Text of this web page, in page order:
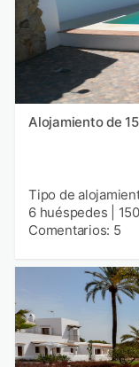
Alojamiento de
Tipo de
6 huéspedes
Comentarios: 5